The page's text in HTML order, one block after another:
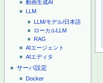
動画生成AI
LLM
LLM/モデル/日本語
ローカルLLM
RAG
AIエージェント
AIエディタ
サーバ設定
Docker